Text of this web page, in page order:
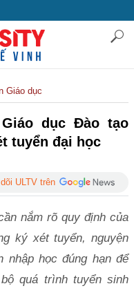
Giáo dục
dục Đào tạo
tuyển đại học
ULTV trên
nắm rõ quy định của
ký xét tuyển, nguyện
nhập học đúng hạn để
quá trình tuyển sinh